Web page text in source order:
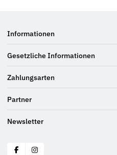
Informationen
Gesetzliche Informationen
Zahlungsarten
Partner
Newsletter